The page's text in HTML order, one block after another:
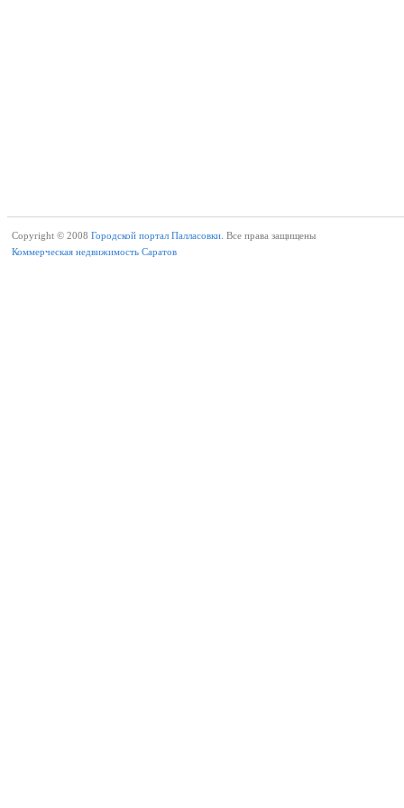
Copyright © 2008 Городской портал Палласовки. Все права защищены
Коммерческая недвижимость Саратов